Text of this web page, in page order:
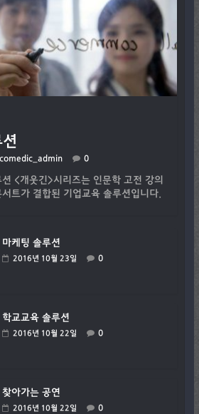
comedic_admin 0
<개웃긴>시리즈는 인문학 고전 강의
트가 결합된 기업교육 솔루션입니다.
마케팅 솔루션
2016년 10월 23일 0
학교교육 솔루션
2016년 10월 22일 0
찾아가는 공연
2016년 10월 22일 0